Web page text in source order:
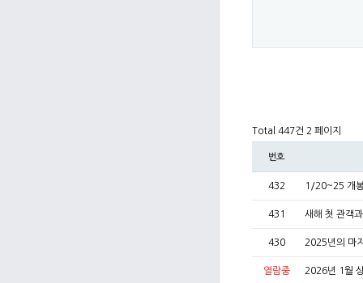
Total 447건 2 페이지
번호
432 1/20~25 개
431 새해 첫 관객
430 2025년의 마
열람중 2026년 1월